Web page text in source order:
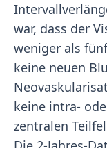
war, dass der
weniger als
keine neuen
keine intra-
zentralen